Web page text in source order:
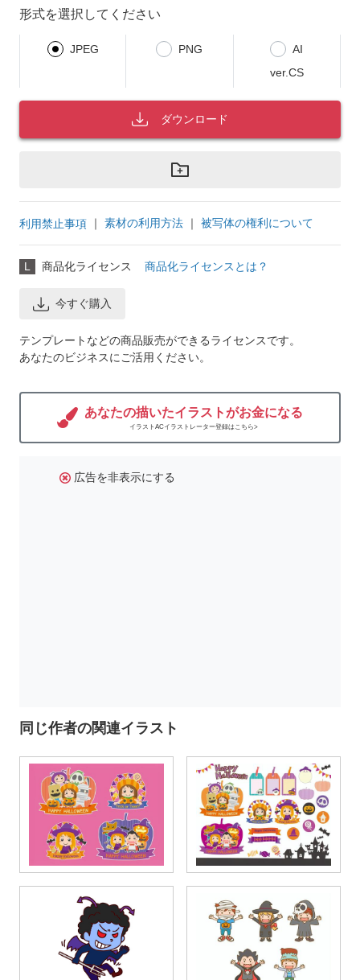
形式を選択してください
JPEG PNG
AI
ver.CS
ダウンロード
利用禁止事項 ｜ 素材の利用方法 ｜ 被写体の権利について
L 商品化ライセンス 商品化ライセンスとは？
今すぐ購入
テンプレートなどの商品販売ができるライセンスです。
あなたのビジネスにご活用ください。
あなたの描いたイラストがお金になる
イラストACイラストレーター登録はこちら>
広告を非表示にする
同じ作者の関連イラスト